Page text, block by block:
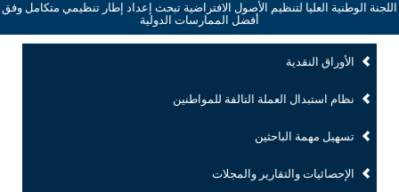
اللجنة الوطنية العليا لتنظيم الأصول الافتراضية تبحث إعداد إطار تنظيمي متكامل وفق
أفضل الممارسات الدولية
الأوراق النقدية
نظام استبدال العملة التالفة للمواطنين
تسهيل مهمة الباحثين
الإحصائيات والتقارير والمجلات